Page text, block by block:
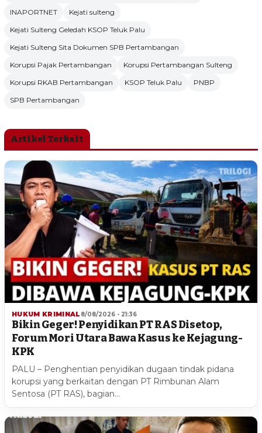
INAPORTNET
Kejati sulteng
Kejati Sulteng Geledah KSOP Teluk Palu
Kejati Sulteng Sita Dokumen SPB Pertambangan
Korupsi Pajak Pertambangan
Korupsi Pertambangan Sulteng
Korupsi RKAB Pertambangan
KSOP Teluk Palu
PNBP
SPB Pertambangan
Artikel Terkait
HUKUM KRIMINAL 8/08/2026 - 21:36
Bikin Geger! Penyidikan PT RAS Disetop,
Forum Mori Utara Bawa Kasus ke Kejagung-
KPK
PALU – Penghentian penyidikan dugaan tindak pidana
korupsi yang berkaitan dengan PT Rimbunan Alam
Sentosa (PT RAS), bagian…